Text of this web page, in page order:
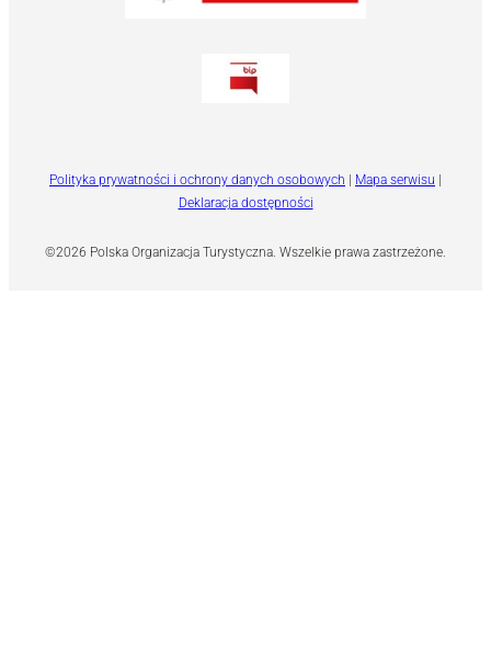
©2026 Polska Organizacja Turystyczna. Wszelkie prawa zastrzeżone.
Polityka prywatności i ochrony danych osobowych | Mapa serwisu |
Deklaracja dostępności